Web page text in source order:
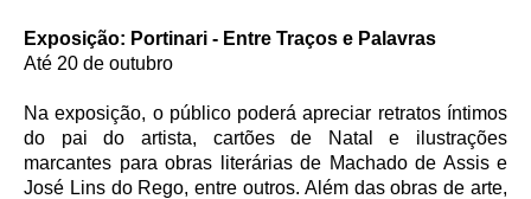
Exposição: Portinari - Entre Traços e Palavras
Até 20 de outubro
Na exposição, o público poderá apreciar retratos íntimos
do pai do artista, cartões de Natal e ilustraç​ões
marcantes para obras literárias de Machado de Assis e
José Lins do Rego, entre outros. Além das obras de arte,